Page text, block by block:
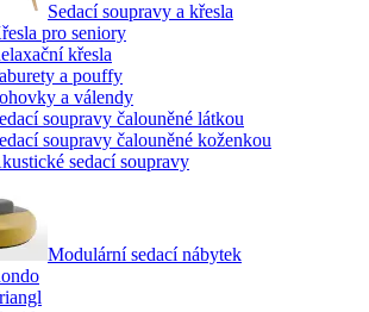
Sedací soupravy a křesla
pro seniory
křesla
a pouffy
a válendy
soupravy čalouněné látkou
soupravy čalouněné koženkou
sedací soupravy
Modulární sedací nábytek